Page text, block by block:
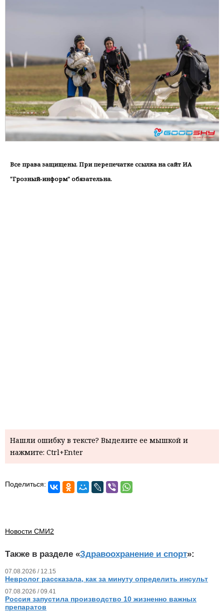
Все права защищены. При перепечатке ссылка на сайт ИА
"Грозный-информ" обязательна.
Нашли ошибку в тексте? Выделите ее мышкой и
нажмите: Ctrl+Enter
Поделиться:
Новости СМИ2
Также в разделе «Здравоохранение и спорт»:
07.08.2026 / 12.15
Невролог рассказала, как за минуту определить инсульт
07.08.2026 / 09.41
Россия запустила производство 10 жизненно важных
препаратов